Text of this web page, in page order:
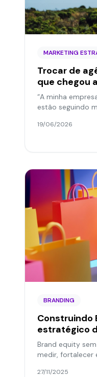
MARKETING
Trocar de
que chegou
“A minha
estão seguindo
19/06/2026
BRANDING
Construindo
estratégico
Brand equity
medir, fortalecer
27/11/2025